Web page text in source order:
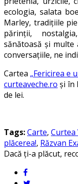
ecologia, salata
Marley, tradiţiile
părinţii,
sănătoasă şi multe
conversaţiile, ne
Cartea „Fericirea e
curteaveche.ro și în
de lei.
Tags:Carte, Curtea
plăcerea!, Răzvan
Dacă ți-a plăcut,